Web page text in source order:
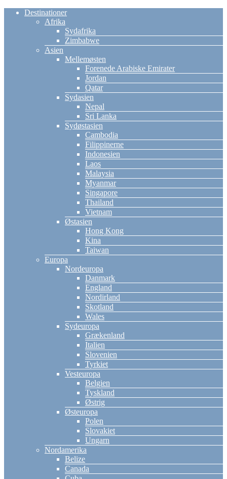
Destinationer
Afrika
Sydafrika
Zimbabwe
Asien
Mellemøsten
Forenede Arabiske Emirater
Jordan
Qatar
Sydasien
Nepal
Sri Lanka
Sydøstasien
Cambodia
Filippinerne
Indonesien
Laos
Malaysia
Myanmar
Singapore
Thailand
Vietnam
Østasien
Hong Kong
Kina
Taiwan
Europa
Nordeuropa
Danmark
England
Nordirland
Skotland
Wales
Sydeuropa
Grækenland
Italien
Slovenien
Tyrkiet
Vesteuropa
Belgien
Tyskland
Østrig
Østeuropa
Polen
Slovakiet
Ungarn
Nordamerika
Belize
Canada